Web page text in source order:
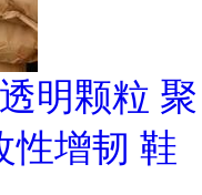
明颗粒 聚
性增韧 鞋